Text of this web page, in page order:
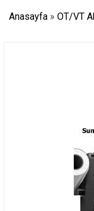
Anasayfa » OT/VT